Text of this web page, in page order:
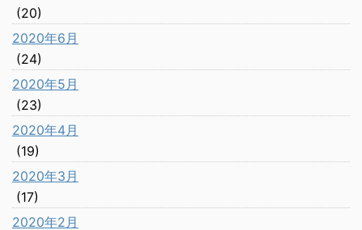
(20)
2020年6月
(24)
2020年5月
(23)
2020年4月
(19)
2020年3月
(17)
2020年2月